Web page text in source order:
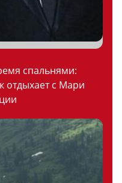
спальнями:
отдыхает с Мари